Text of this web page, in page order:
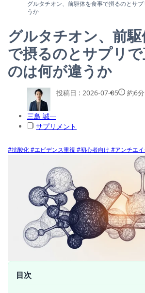
グルタチオン、前駆体を食事で摂るのとサ
うか
グルタチオン、前
で摂るのとサプリ
のは何が違うか
三島 誠一
投稿日 : 2026-07-05 約6
サプリメント
#抗酸化#エビデンス重視#初心者向け #アンチエ
目次